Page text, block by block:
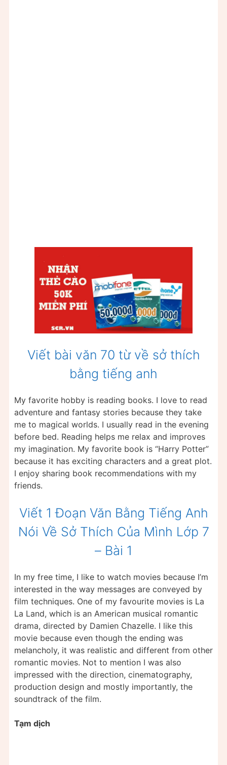
Viết bài văn 70 từ về sở thích
bằng tiếng anh
My favorite hobby is reading books. I love to read
adventure and fantasy stories because they take
me to magical worlds. I usually read in the evening
before bed. Reading helps me relax and improves
my imagination. My favorite book is “Harry Potter”
because it has exciting characters and a great plot.
I enjoy sharing book recommendations with my
friends.
Viết 1 Đoạn Văn Bằng Tiếng Anh
Nói Về Sở Thích Của Mình Lớp 7
– Bài 1
In my free time, I like to watch movies because I’m
interested in the way messages are conveyed by
film techniques. One of my favourite movies is La
La Land, which is an American musical romantic
drama, directed by Damien Chazelle. I like this
movie because even though the ending was
melancholy, it was realistic and different from other
romantic movies. Not to mention I was also
impressed with the direction, cinematography,
production design and mostly importantly, the
soundtrack of the film.
Tạm dịch